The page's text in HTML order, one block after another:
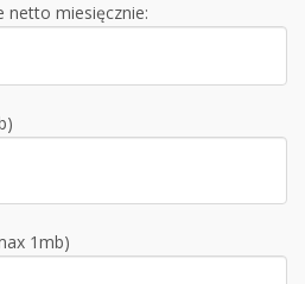
netto miesięcznie:
1mb)